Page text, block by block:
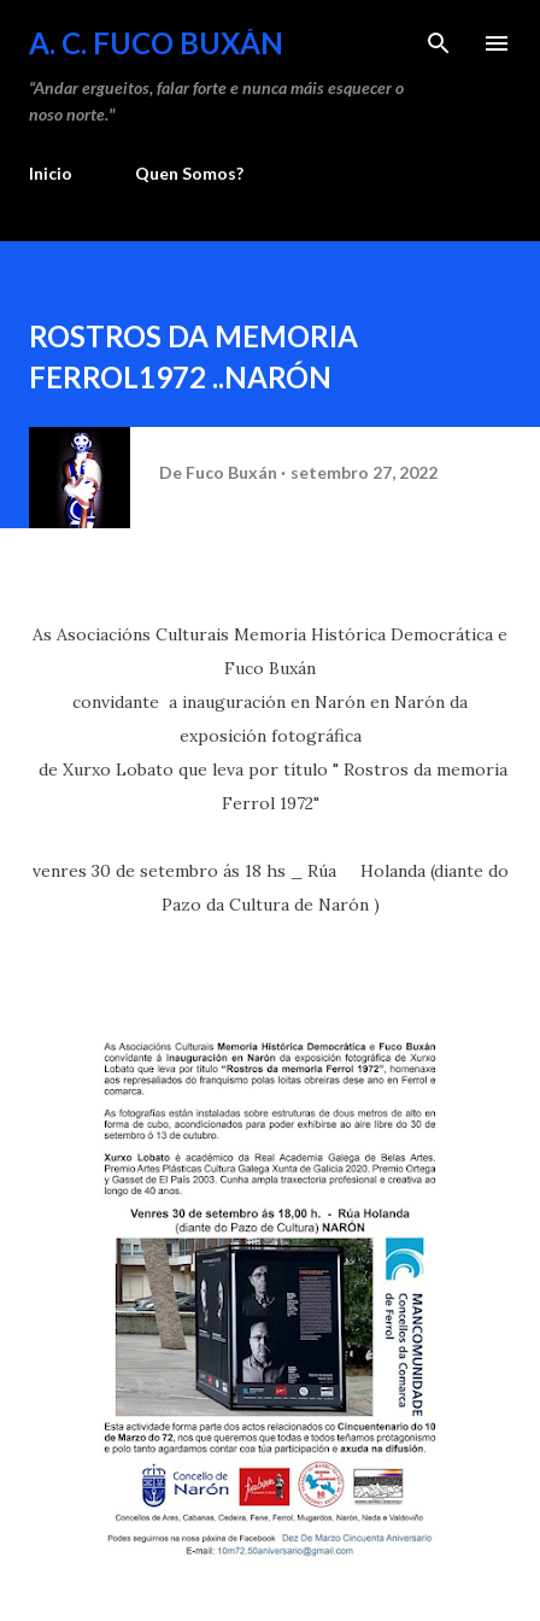
Saltar ao contido principal
A. C. FUCO BUXÁN
“Andar ergueitos, falar forte e nunca máis esquecer o
noso norte."
Inicio Quen Somos?
ROSTROS DA MEMORIA
FERROL1972 ..NARÓN
De Fuco Buxán setembro 27, 2022
As Asociacións Culturais Memoria Histórica Democrática e
Fuco Buxán
convidante a inauguración en Narón en Narón da
exposición fotográfica
de Xurxo Lobato que leva por título " Rostros da memoria
Ferrol 1972"
venres 30 de setembro ás 18 hs _ Rúa
Holanda (diante do
Pazo da Cultura de Narón)